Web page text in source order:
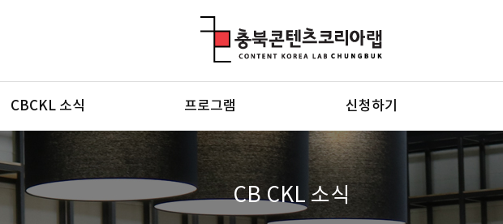
CBCKL 소식 프로그램 신청하기
CB CKL 소식